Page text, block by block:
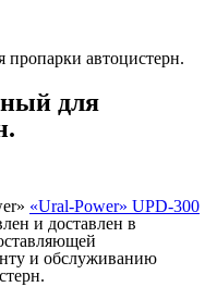
пропарки автоцистерн.
для
«Ural-Power» UPD-300
и доставлен в
и обслуживанию